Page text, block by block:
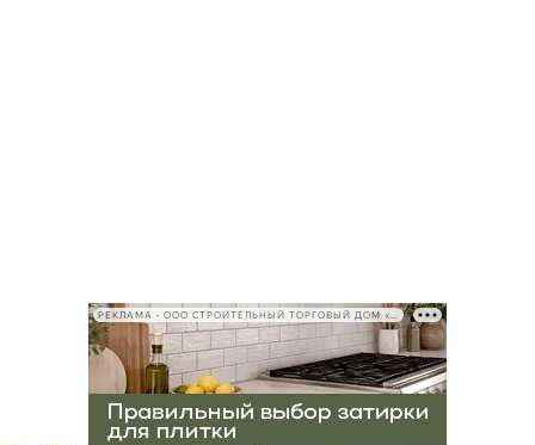
РЕКЛАМА • ООО СТРОИТЕЛЬНЫЙ ТОРГОВЫЙ ДОМ «ПЕТРОВИЧ», ИНН 7802348846